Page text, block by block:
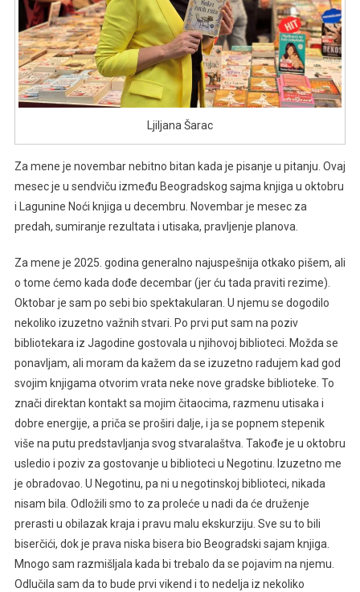
Ljiljana Šarac
Za mene je novembar nebitno bitan kada je pisanje u pitanju. Ovaj
mesec je u sendviču između Beogradskog sajma knjiga u oktobru
i Lagunine Noći knjiga u decembru. Novembar je mesec za
predah, sumiranje rezultata i utisaka, pravljenje planova.
Za mene je 2025. godina generalno najuspešnija otkako pišem, ali
o tome ćemo kada dođe decembar (jer ću tada praviti rezime).
Oktobar je sam po sebi bio spektakularan. U njemu se dogodilo
nekoliko izuzetno važnih stvari. Po prvi put sam na poziv
bibliotekara iz Jagodine gostovala u njihovoj biblioteci. Možda se
ponavljam, ali moram da kažem da se izuzetno radujem kad god
svojim knjigama otvorim vrata neke nove gradske biblioteke. To
znači direktan kontakt sa mojim čitaocima, razmenu utisaka i
dobre energije, a priča se proširi dalje, i ja se popnem stepenik
više na putu predstavljanja svog stvaralaštva. Takođe je u oktobru
usledio i poziv za gostovanje u biblioteci u Negotinu. Izuzetno me
je obradovao. U Negotinu, pa ni u negotinskoj biblioteci, nikada
nisam bila. Odložili smo to za proleće u nadi da će druženje
prerasti u obilazak kraja i pravu malu ekskurziju. Sve su to bili
biserčići, dok je prava niska bisera bio Beogradski sajam knjiga.
Mnogo sam razmišljala kada bi trebalo da se pojavim na njemu.
Odlučila sam da to bude prvi vikend i to nedelja iz nekoliko